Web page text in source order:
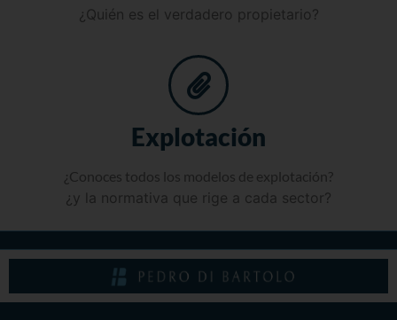
¿Quién es el verdadero propietario?
Explotación
¿Conoces todos los modelos de explotación?
¿y la normativa que rige a cada sector?